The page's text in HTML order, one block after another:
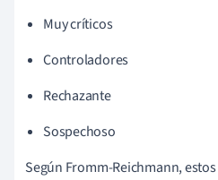
Muy críticos
Controladores
Rechazante
Sospechoso
Según Fromm-Reichmann,